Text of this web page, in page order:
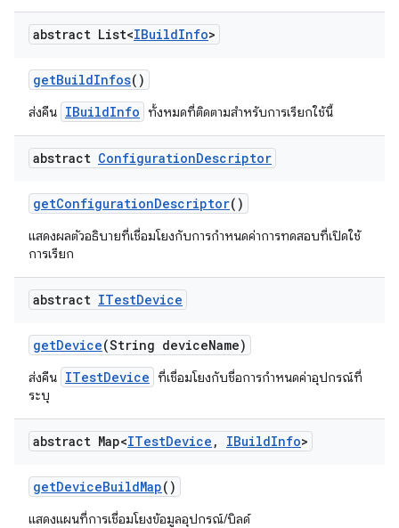
abstract List<IBuildInfo>
getBuildInfos()
ส่งคืน IBuildInfo ทั้งหมดที่ติดตามสำหรับการเรียกใช้นี้
abstract ConfigurationDescriptor
getConfigurationDescriptor()
แสดงผลตัวอธิบายที่เชื่อมโยงกับการกำหนดค่าการทดสอบที่เปิดใช้
การเรียก
abstract ITestDevice
getDevice(String deviceName)
ส่งคืน ITestDevice ที่เชื่อมโยงกับชื่อการกำหนดค่าอุปกรณ์ที่
ระบุ
abstract Map<ITestDevice , IBuildInfo>
getDeviceBuildMap()
แสดงแผนที่การเชื่อมโยงข้อมูลอุปกรณ์/บิลด์